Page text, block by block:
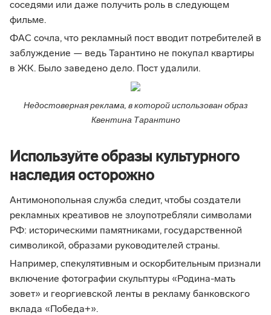
соседями или даже получить роль в следующем
фильме.
ФАС сочла, что рекламный пост вводит потребителей в
заблуждение — ведь Тарантино не покупал квартиры
в ЖК. Было заведено дело. Пост удалили.
Недостоверная реклама, в которой использован образ
Квентина Тарантино
Используйте образы культурного
наследия осторожно
Антимонопольная служба следит, чтобы создатели
рекламных креативов не злоупотребляли символами
РФ: историческими памятниками, государственной
символикой, образами руководителей страны.
Например, спекулятивным и оскорбительным признали
включение фотографии скульптуры «Родина-мать
зовет» и георгиевской ленты в рекламу банковского
вклада «Победа+».